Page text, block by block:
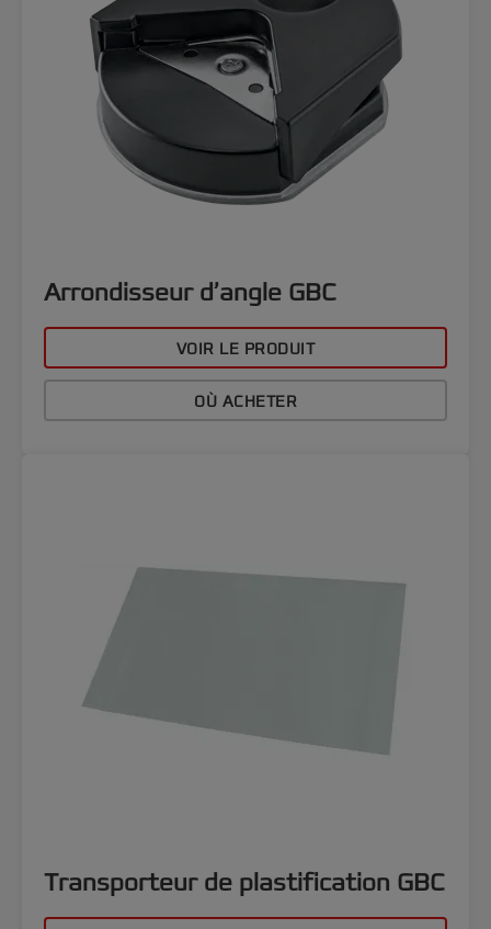
Arrondisseur d’angle GBC
VOIR LE PRODUIT
OÙ ACHETER
Transporteur de plastification GBC